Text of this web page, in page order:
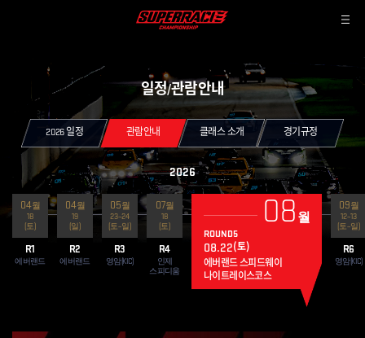
일정/관람안내
2026 일정 관람안내 클래스 소개 경기규정
2026
월
04.18
에버랜드 스피드웨이
04월
18
(토)
R1
에버랜드
04.19
에버랜드 스피드웨이
04월
19
(일)
R2
에버랜드
월
05.23 ~05.24
코리아 인터내셔널 서킷
05월
23~24
(토~일)
R3
영암(KIC)
월
07.18
인제 스피디움
07월
18
(토)
R4
인제
스피디움
08 월
ROUND5
08.22(토)
에버랜드 스피드웨이
나이트레이스코스
09.12
코리아
09월
12~13
(토~일)
R6
영암(KIC)